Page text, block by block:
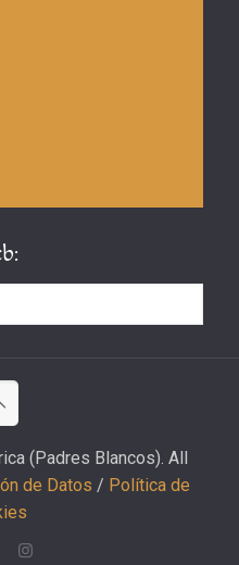
(Padres Blancos). All
de Datos / Política de